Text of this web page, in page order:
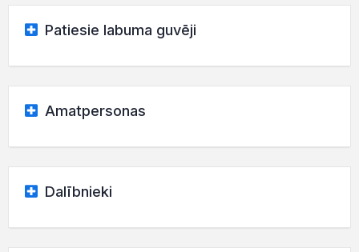
Patiesie labuma guvēji
Amatpersonas
Dalībnieki